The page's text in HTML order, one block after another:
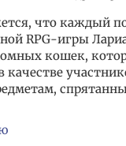
что каждый
RPG-игры
кошек,
качестве